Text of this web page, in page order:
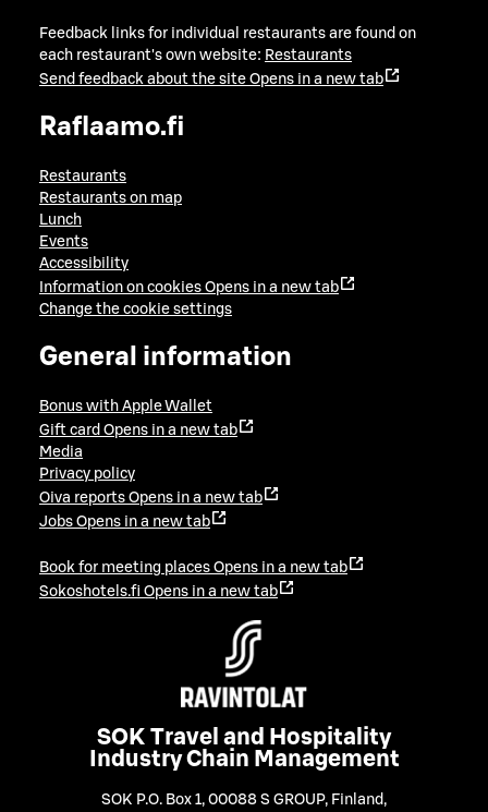
Feedback links for individual restaurants are found on
each restaurant's own website: Restaurants
Send feedback about the site Opens in a new tab
Raflaamo.fi
Restaurants
Restaurants on map
Lunch
Events
Accessibility
Information on cookies Opens in a new tab
Change the cookie settings
General information
Bonus with Apple Wallet
Gift card Opens in a new tab
Media
Privacy policy
Oiva reports Opens in a new tab
Jobs Opens in a new tab
Book for meeting places Opens in a new tab
Sokoshotels.fi Opens in a new tab
SOK Travel and Hospitality
Industry Chain Management
SOK P.O. Box 1, 00088 S GROUP, Finland ,